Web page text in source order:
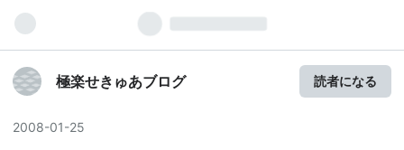
極楽せきゅあブログ 読者になる
2008-01-25